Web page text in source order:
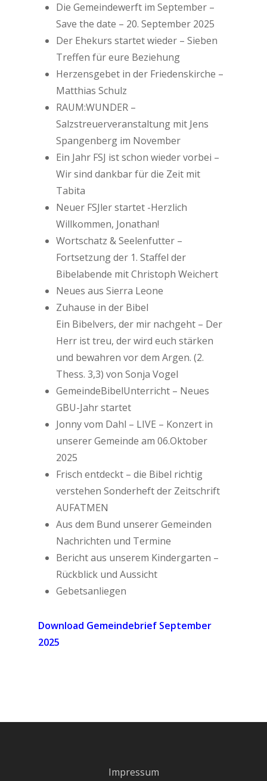
Die Gemeindewerft im September –
Save the date – 20. September 2025
Der Ehekurs startet wieder – Sieben
Treffen für eure Beziehung
Herzensgebet in der Friedenskirche –
Matthias Schulz
RAUM:WUNDER –
Salzstreuerveranstaltung mit Jens
Spangenberg im November
Ein Jahr FSJ ist schon wieder vorbei –
Wir sind dankbar für die Zeit mit
Tabita
Neuer FSJler startet -Herzlich
Willkommen, Jonathan!
Wortschatz & Seelenfutter –
Fortsetzung der 1. Staffel der
Bibelabende mit Christoph Weichert
Neues aus Sierra Leone
Zuhause in der Bibel
Ein Bibelvers, der mir nachgeht – Der
Herr ist treu, der wird euch stärken
und bewahren vor dem Argen. (2.
Thess. 3,3) von Sonja Vogel
GemeindeBibelUnterricht – Neues
GBU-Jahr startet
Jonny vom Dahl – LIVE – Konzert in
unserer Gemeinde am 06.Oktober
2025
Frisch entdeckt – die Bibel richtig
verstehen Sonderheft der Zeitschrift
AUFATMEN
Aus dem Bund unserer Gemeinden
Nachrichten und Termine
Bericht aus unserem Kindergarten –
Rückblick und Aussicht
Gebetsanliegen
Download Gemeindebrief September
2025
Impressum